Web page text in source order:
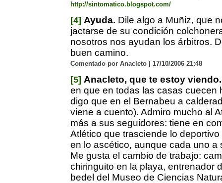
http://sintomatico.blogspot.com/
[4] Ayuda. Dile algo a Muñiz, que
jactarse de su condición
nosotros nos ayudan los árbitros.
buen camino.
Comentado por Anacleto | 17/10/2006 21:48
[5] Anacleto, que te estoy viendo.
en que en todas las casas cuecen
digo que en el Bernabeu a
viene a cuento). Admiro mucho al
más a sus seguidores: tiene en
Atlético que trasciende lo
en lo ascético, aunque cada uno a
Me gusta el cambio de trabajo:
chiringuito en la playa, entrenador
bedel del Museo de Ciencias